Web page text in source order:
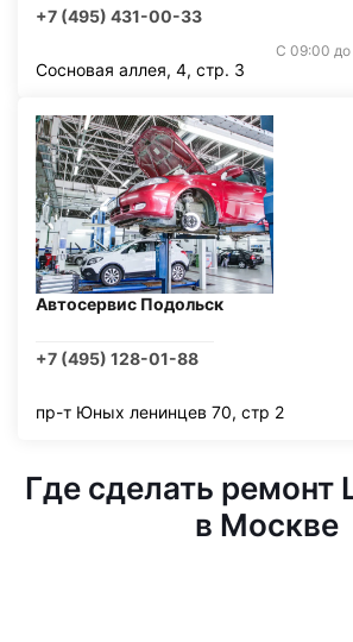
+7 (495) 431-00-33
С 09:00 до
Сосновая аллея, 4, стр. 3
Автосервис Подольск
+7 (495) 128-01-88
пр-т Юных ленинцев 70, стр 2
Где сделать ремонт
в Москве